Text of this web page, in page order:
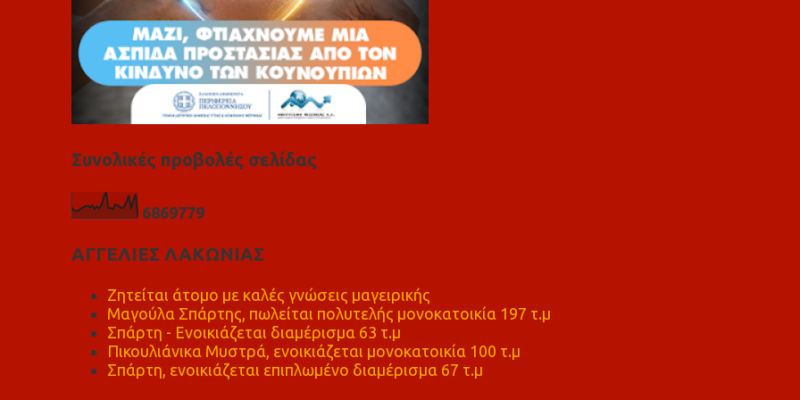
Συνολικές προβολές σελίδας
6869779
ΑΓΓΕΛΙΕΣ ΛΑΚΩΝΙΑΣ
Ζητείται άτομο με καλές γνώσεις μαγειρικής
Μαγούλα Σπάρτης, πωλείται πολυτελής μονοκατοικία 197 τ.μ
Σπάρτη - Ενοικιάζεται διαμέρισμα 63 τ.μ
Πικουλιάνικα Μυστρά, ενοικιάζεται μονοκατοικία 100 τ.μ
Σπάρτη, ενοικιάζεται επιπλωμένο διαμέρισμα 67 τ.μ